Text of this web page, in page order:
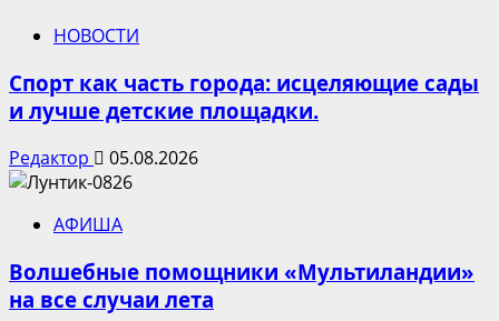
НОВОСТИ
Спорт как часть города: исцеляющие сады
и лучше детские площадки.
Редактор 05.08.2026
АФИША
Волшебные помощники «Мультиландии»
на все случаи лета